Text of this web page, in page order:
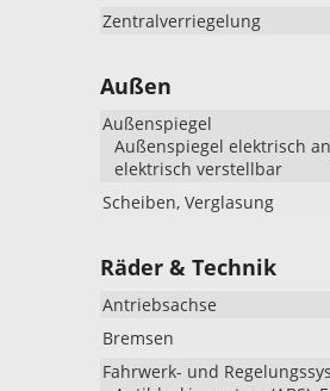
Zentralverriegelung
Außen
Außenspiegel
Außenspiegel elektrisch
elektrisch verstellbar
Scheiben, Verglasung
Räder & Technik
Antriebsachse
Bremsen
Fahrwerk- und